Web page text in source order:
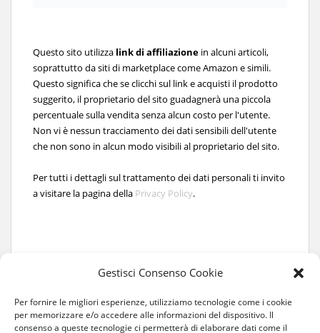
Gestisci Consenso Cookie
Per fornire le migliori esperienze, utilizziamo tecnologie come i cookie
per memorizzare e/o accedere alle informazioni del dispositivo. Il
consenso a queste tecnologie ci permetterà di elaborare dati come il
Questo sito utilizza link di affiliazione in alcuni articoli,
soprattutto da siti di marketplace come Amazon e simili.
Questo significa che se clicchi sul link e acquisti il prodotto
suggerito, il proprietario del sito guadagnerà una piccola
percentuale sulla vendita senza alcun costo per l'utente.
Non vi è nessun tracciamento dei dati sensibili dell'utente
che non sono in alcun modo visibili al proprietario del sito.
Per tutti i dettagli sul trattamento dei dati personali ti invito
a visitare la pagina della Privacy Policy.